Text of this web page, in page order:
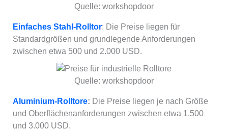
Quelle: workshopdoor
Einfaches Stahl-Rolltor: Die Preise liegen für
Standardgrößen und grundlegende Anforderungen
zwischen etwa 500 und 2.000 USD.
Quelle: workshopdoor
Aluminium-Rolltore: Die Preise liegen je nach Größe
und Oberflächenanforderungen zwischen etwa 1.500
und 3.000 USD.